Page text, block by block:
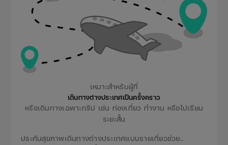
เหมาะสำหรับผู้ที่
เดินทางต่างประเทศเป็นครั้งคราว
หรือเดินทางเฉพาะทริป เช่น ท่องเที่ยว ทำงาน หรือไปเรียน
ระยะสั้น
ประกันสุขภาพเดินทางต่างประเทศแบบรายเที่ยวช่วย..